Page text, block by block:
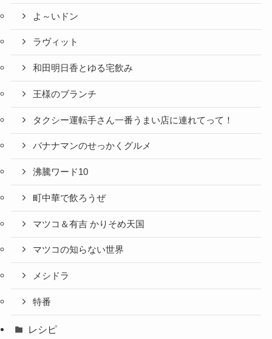
よ～いドン
ラヴィット
和田明日香とゆる宅飲み
王様のブランチ
タクシー運転手さん一番うまい店に連れてって！
バナナマンのせっかくグルメ
沸騰ワード10
町中華で飲ろうぜ
マツコ＆有吉 かりそめ天国
マツコの知らない世界
メシドラ
特番
レシピ